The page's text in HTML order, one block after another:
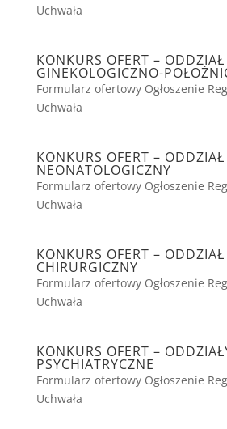
Uchwała
KONKURS OFERT – ODDZIAŁ
GINEKOLOGICZNO-
Formularz ofertowy Ogłoszenie
Uchwała
KONKURS OFERT – ODDZIAŁ
NEONATOLOGICZNY
Formularz ofertowy Ogłoszenie
Uchwała
KONKURS OFERT – ODDZIAŁ
CHIRURGICZNY
Formularz ofertowy Ogłoszenie
Uchwała
KONKURS OFERT –
PSYCHIATRYCZNE
Formularz ofertowy Ogłoszenie
Uchwała